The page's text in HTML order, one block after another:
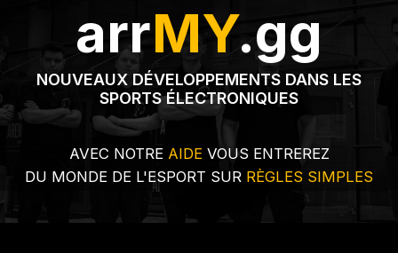
arrMY.gg
NOUVEAUX DÉVELOPPEMENTS DANS LES
SPORTS ÉLECTRONIQUES
AVEC NOTRE AIDEVOUS ENTREREZ
DU MONDE DE L'ESPORT SUR RÈGLES SIMPLES